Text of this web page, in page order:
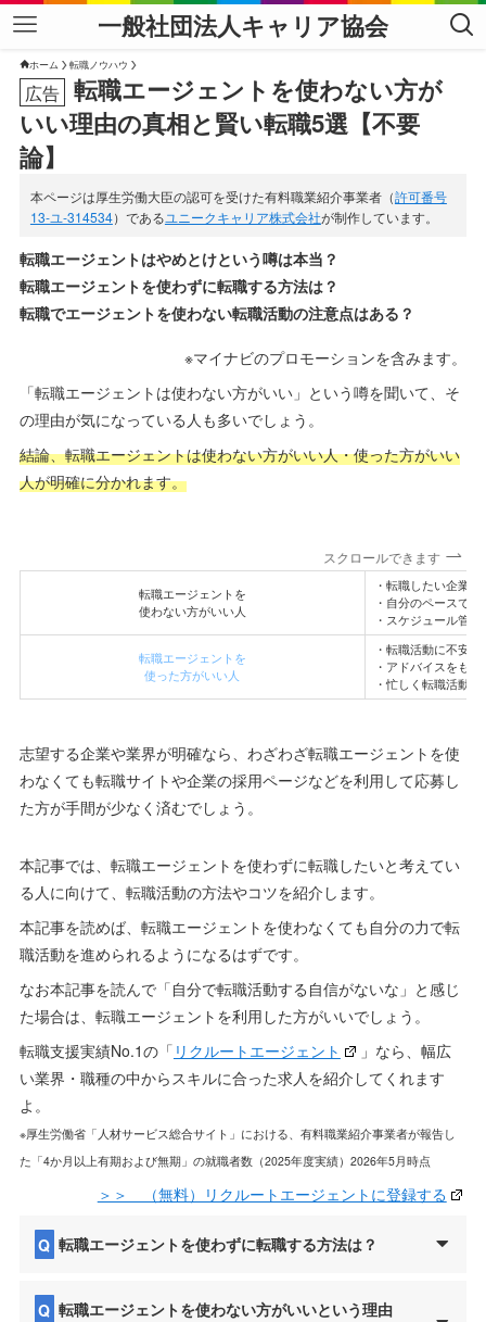
一般社団法人キャリア協会
ホーム 転職ノウハウ
転職エージェントを使わない方が
いい理由の真相と賢い転職5選【不要
論】
本ページは厚生労働大臣の認可を受けた有料職業紹介事業者（許可番号
13-ユ-314534）であるユニークキャリア株式会社が制作しています。
転職エージェントはやめとけという噂は本当？
転職エージェントを使わずに転職する方法は？
転職でエージェントを使わない転職活動の注意点はある？
※マイナビのプロモーションを含みます。
「転職エージェントは使わない方がいい」という噂を聞いて、そ
の理由が気になっている人も多いでしょう。
結論、転職エージェントは使わない方がいい人・使った方がいい
人が明確に分かれます。
スクロールできます
転職エージェントを
使わない方がいい人
・転職したい企業
・自分のペースで
・スケジュール管
転職エージェントを
使った方がいい人
・転職活動に不安が
・アドバイスをも
・忙しく転職活動
志望する企業や業界が明確なら、わざわざ転職エージェントを使
わなくても転職サイトや企業の採用ページなどを利用して応募し
た方が手間が少なく済むでしょう。
本記事では、転職エージェントを使わずに転職したいと考えてい
る人に向けて、転職活動の方法やコツを紹介します。
本記事を読めば、転職エージェントを使わなくても自分の力で転
職活動を進められるようになるはずです。
なお本記事を読んで「自分で転職活動する自信がないな」と感じ
た場合は、転職エージェントを利用した方がいいでしょう。
転職支援実績No.1の「 リクルートエージェント
」なら、幅広
い業界・職種の中からスキルに合った求人を紹介してくれます
よ。
※厚生労働省「人材サービス総合サイト」における、有料職業紹介事業者が報告し
た「4か月以上有期および無期」の就職者数（2025年度実績）2026年5月時点
＞＞ （無料）リクルートエージェントに登録する
Q 転職エージェントを使わずに転職する方法は？
Q 転職エージェントを使わない方がいいという理由